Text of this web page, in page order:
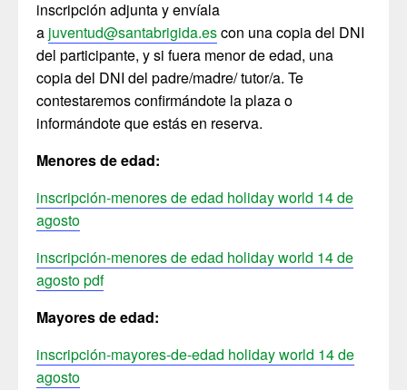
inscripción adjunta y envíala
a juventud@santabrigida.escon una copia del DNI
del participante, y si fuera menor de edad, una
copia del DNI del padre/madre/ tutor/a. Te
contestaremos confirmándote la plaza o
informándote que estás en reserva.
Menores de edad:
inscripción-menores de edad holiday world 14 de
agosto
inscripción-menores de edad holiday world 14 de
agosto pdf
Mayores de edad:
inscripción-mayores-de-edad holiday world 14 de
agosto